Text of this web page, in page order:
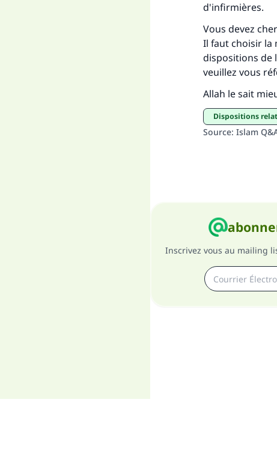
d'infirmières.
Vous devez
Il faut choisir la
dispositions de
veuillez vous
Allah le sait
Dispositions
Source: Islam
Inscrivez vous au mailing